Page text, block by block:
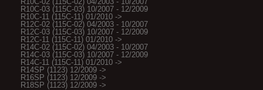
R10C-03 (115C-03) 10/2007 - 12/2009
R10C-11 (115C-11) 01/2010 ->
R12C-02 (115C-02) 04/2003 - 10/2007
R12C-03 (115C-03) 10/2007 - 12/2009
R12C-11 (115C-11) 01/2010 ->
R14C-02 (115C-02) 04/2003 - 10/2007
R14C-03 (115C-03) 10/2007 - 12/2009
R14C-11 (115C-11) 01/2010 ->
R14SP (1123) 12/2009 ->
R16SP (1123) 12/2009 ->
R18SP (1123) 12/2009 ->